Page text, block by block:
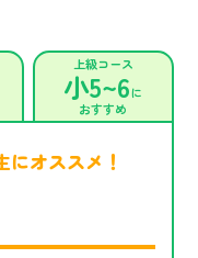
上級コース
小5~6に
おすすめ
オススメ！